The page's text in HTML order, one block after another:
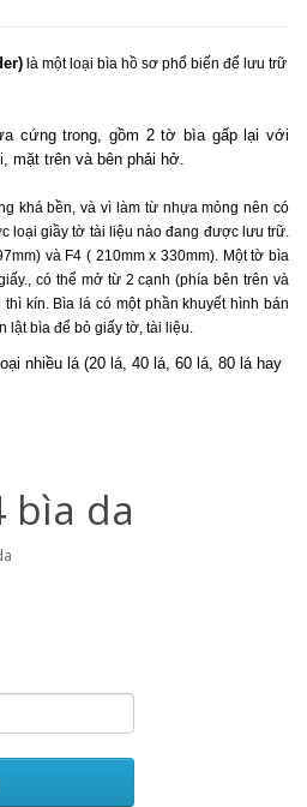
là một loại bìa hồ sơ phổ biến để lưu trữ
cứng trong, gồm 2 tờ bìa gấp lại với
mặt trên và bên phải hở.
khá bền, và vì làm từ nhựa mỏng nên có
loại giầy tờ tài liệu nào đang được lưu trữ.
và F4 ( 210mm x 330mm). Một tờ bìa
có thể mở từ 2 cạnh (phía bên trên và
kín. Bìa lá có một phần khuyết hình bán
lật bìa để bỏ giấy tờ, tài liệu.
nhiều lá (20 lá, 40 lá, 60 lá, 80 lá hay
bìa da